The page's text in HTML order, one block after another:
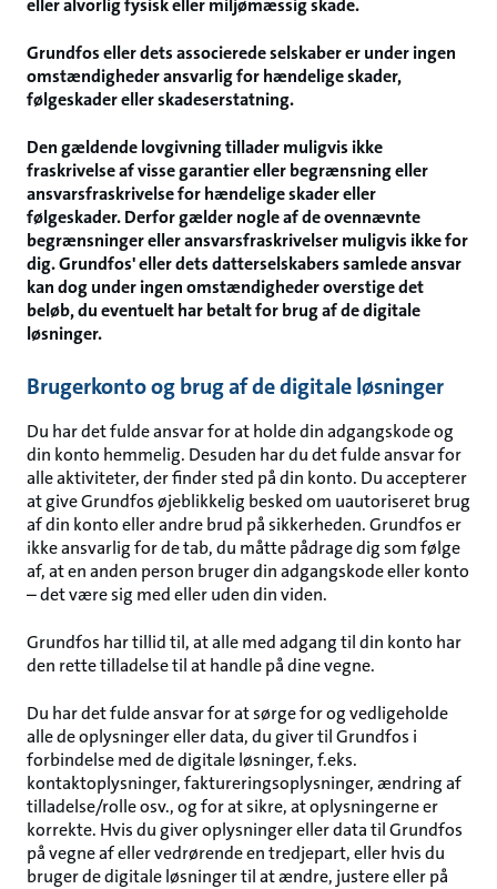
eller alvorlig fysisk eller miljømæssig skade.
Grundfos eller dets associerede selskaber er under ingen
omstændigheder ansvarlig for hændelige skader,
følgeskader eller skadeserstatning.
Den gældende lovgivning tillader muligvis ikke
fraskrivelse af visse garantier eller begrænsning eller
ansvarsfraskrivelse for hændelige skader eller
følgeskader. Derfor gælder nogle af de ovennævnte
begrænsninger eller ansvarsfraskrivelser muligvis ikke for
dig. Grundfos' eller dets datterselskabers samlede ansvar
kan dog under ingen omstændigheder overstige det
beløb, du eventuelt har betalt for brug af de digitale
løsninger.
Brugerkonto og brug af de digitale løsninger
Du har det fulde ansvar for at holde din adgangskode og
din konto hemmelig. Desuden har du det fulde ansvar for
alle aktiviteter, der finder sted på din konto. Du accepterer
at give Grundfos øjeblikkelig besked om uautoriseret brug
af din konto eller andre brud på sikkerheden. Grundfos er
ikke ansvarlig for de tab, du måtte pådrage dig som følge
af, at en anden person bruger din adgangskode eller konto
– det være sig med eller uden din viden.
Grundfos har tillid til, at alle med adgang til din konto har
den rette tilladelse til at handle på dine vegne.
Du har det fulde ansvar for at sørge for og vedligeholde
alle de oplysninger eller data, du giver til Grundfos i
forbindelse med de digitale løsninger, f.eks.
kontaktoplysninger, faktureringsoplysninger, ændring af
tilladelse/rolle osv., og for at sikre, at oplysningerne er
korrekte. Hvis du giver oplysninger eller data til Grundfos
på vegne af eller vedrørende en tredjepart, eller hvis du
bruger de digitale løsninger til at ændre, justere eller på